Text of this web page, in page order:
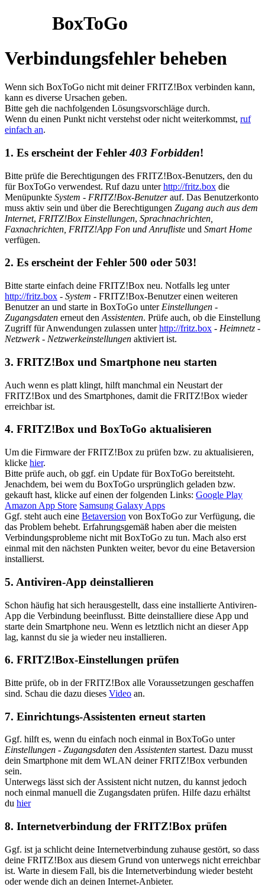
BoxToGo
Verbindungsfehler beheben
Wenn sich BoxToGo nicht mit deiner FRITZ!Box verbinden kann,
kann es diverse Ursachen geben.
Bitte geh die nachfolgenden Lösungsvorschläge durch.
Wenn du einen Punkt nicht verstehst oder nicht weiterkommst, ruf
einfach an.
1. Es erscheint der Fehler403 Forbidden!
Bitte prüfe die Berechtigungen des FRITZ!Box-Benutzers, den du
für BoxToGo verwendest. Ruf dazu unterhttp://fritz.box die
Menüpunkte System - FRITZ!Box-Benutzerauf. Das Benutzerkonto
muss aktiv sein und über die Berechtigungen Zugang auch aus dem
Internet, FRITZ!Box Einstellungen, Sprachnachrichten,
Faxnachrichten, FRITZ!App Fon und Anrufliste und Smart Home
verfügen.
2. Es erscheint der Fehler 500 oder 503!
Bitte starte einfach deine FRITZ!Box neu. Notfalls leg unter
http://fritz.box - System - FRITZ!Box-Benutzer einen weiteren
Benutzer an und starte in BoxToGo unter Einstellungen -
Zugangsdaten erneut den Assistenten. Prüfe auch, ob die Einstellung
Zugriff für Anwendungen zulassen unterhttp://fritz.box - Heimnetz -
Netzwerk- Netzwerkeinstellungen aktiviert ist.
3. FRITZ!Box und Smartphone neu starten
Auch wenn es platt klingt, hilft manchmal ein Neustart der
FRITZ!Box und des Smartphones, damit die FRITZ!Box wieder
erreichbar ist.
4. FRITZ!Box und BoxToGo aktualisieren
Um die Firmware der FRITZ!Box zu prüfen bzw. zu aktualisieren,
klicke hier.
Bitte prüfe auch, ob ggf. ein Update für BoxToGo bereitsteht.
Jenachdem, bei wem du BoxToGo ursprünglich geladen bzw.
gekauft hast, klicke auf einen der folgenden Links: Google Play
Amazon App Store Samsung Galaxy Apps
Ggf. steht auch eine Betaversion von BoxToGo zur Verfügung, die
das Problem behebt. Erfahrungsgemäß haben aber die meisten
Verbindungsprobleme nicht mit BoxToGo zu tun. Mach also erst
einmal mit den nächsten Punkten weiter, bevor du eine Betaversion
installierst.
5. Antiviren-App deinstallieren
Schon häufig hat sich herausgestellt, dass eine installierte Antiviren-
App die Verbindung beeinflusst. Bitte deinstalliere diese App und
starte dein Smartphone neu. Wenn es letztlich nicht an dieser App
lag, kannst du sie ja wieder neu installieren.
6. FRITZ!Box-Einstellungen prüfen
Bitte prüfe, ob in der FRITZ!Box alle Voraussetzungen geschaffen
sind. Schau die dazu dieses Video an.
7. Einrichtungs-Assistenten erneut starten
Ggf. hilft es, wenn du einfach noch einmal in BoxToGo unter
Einstellungen - Zugangsdaten den Assistenten startest. Dazu musst
dein Smartphone mit dem WLAN deiner FRITZ!Box verbunden
sein.
Unterwegs lässt sich der Assistent nicht nutzen, du kannst jedoch
noch einmal manuell die Zugangsdaten prüfen. Hilfe dazu erhältst
du hier
8. Internetverbindung der FRITZ!Box prüfen
Ggf. ist ja schlicht deine Internetverbindung zuhause gestört, so dass
deine FRITZ!Box aus diesem Grund von unterwegs nicht erreichbar
ist. Warte in diesem Fall, bis die Internetverbindung wieder besteht
oder wende dich an deinen Internet-Anbieter.